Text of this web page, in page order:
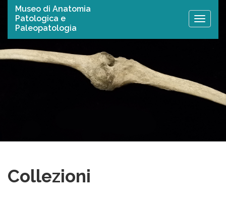
Toggle
Museo di Anatomia
Patologica e
Paleopatologia
Collezioni